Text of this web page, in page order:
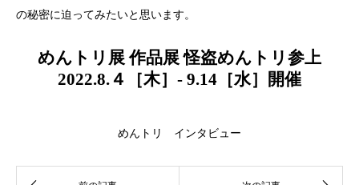
の秘密に迫ってみたいと思います。
めんトリ展 作品展 怪盗めんトリ参上
2022.8.４［木］- 9.14［水］開催
めんトリ インタビュー